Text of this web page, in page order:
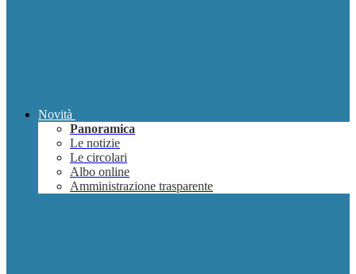
Novità
Panoramica
Le notizie
Le circolari
Albo online
Amministrazione trasparente